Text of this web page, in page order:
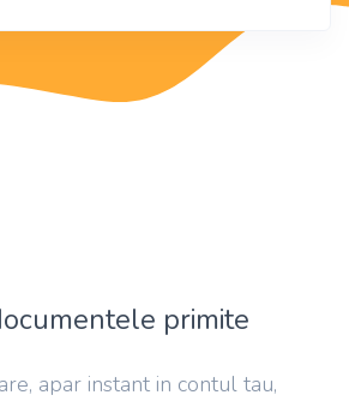
primite
apar instant in contul tau,